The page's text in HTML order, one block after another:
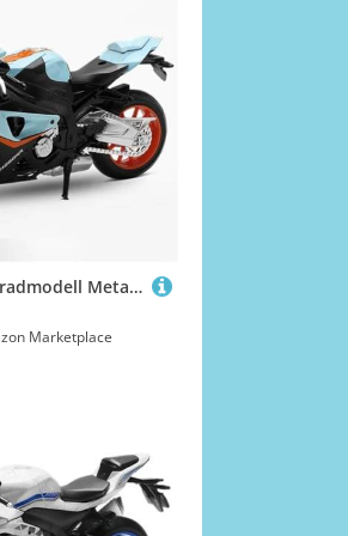
SOUTES Motorradmodell Metalllegierung-Ornament-Kollektion & Hobby-Geburtstagsgeschenk Für Jungen Im Maßstab 1:12 Für BMW S1000 RR Motorrad-Druckgussmodell(Blu)
Marketplace